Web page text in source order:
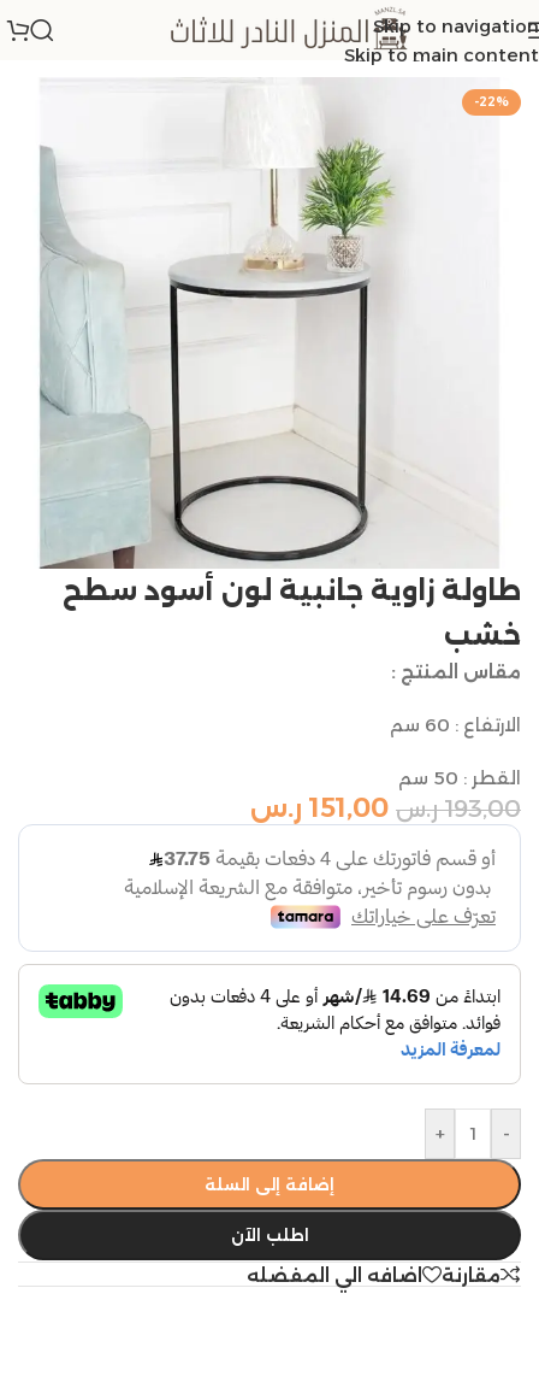
Skip to navigation
Skip to main content
الرئيسية/طاولات زاوية
-22%
طاولة زاوية جانبية لون أسود سطح
خشب
مقاس المنتج :
الارتفاع : 60 سم
القطر : 50 سم
193,00 ر.س 151,00 ر.س
-
+
إضافة إلى السلة
اطلب الآن
مقارنة اضافه الي المفضله